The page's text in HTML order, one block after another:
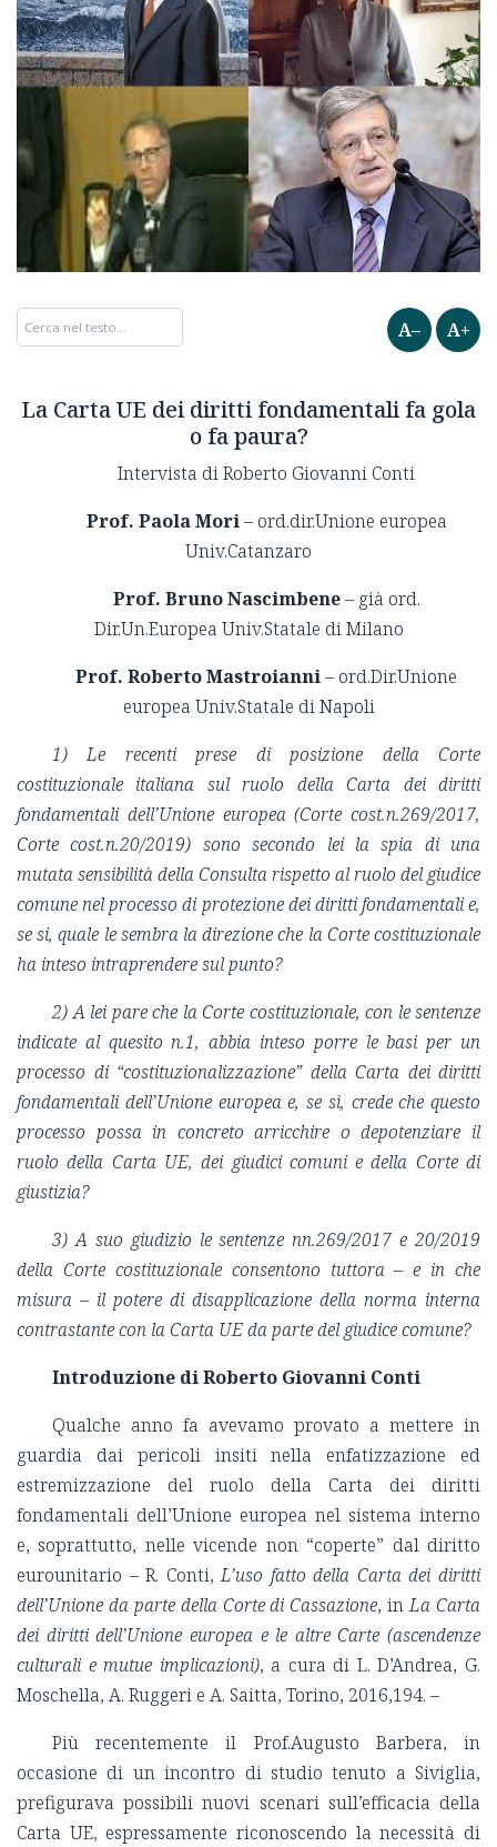
A– A+
La Carta UE dei diritti fondamentali fa gola
o fa paura?
Intervista di Roberto Giovanni Conti
Prof. Paola Mori– ord.dir.Unione europea
Univ.Catanzaro
Prof. Bruno Nascimbene– già ord.
Dir.Un.Europea Univ.Statale di Milano
Prof. Roberto Mastroianni– ord.Dir.Unione
europea Univ.Statale di Napoli
1) Le recenti prese di posizione della Corte
costituzionale italiana sul ruolo della Carta dei diritti
fondamentali dell’Unione europea (Corte cost.n.269/2017,
Corte cost.n.20/2019) sono secondo lei la spia di una
mutata sensibilità della Consulta rispetto al ruolo del giudice
comune nel processo di protezione dei diritti fondamentali e,
se si, quale le sembra la direzione che la Corte costituzionale
ha inteso intraprendere sul punto?
2) A lei pare che la Corte costituzionale, con le sentenze
indicate al quesito n.1, abbia inteso porre le basi per un
processo di “costituzionalizzazione” della Carta dei diritti
fondamentali dell’Unione europea e, se sì, crede che questo
processo possa in concreto arricchire o depotenziare il
ruolo della Carta UE, dei giudici comuni e della Corte di
giustizia?
3) A suo giudizio le sentenze nn.269/2017 e 20/2019
della Corte costituzionale consentono tuttora – e in che
misura – il potere di disapplicazione della norma interna
contrastante con la Carta UE da parte del giudice comune?
Introduzione di Roberto Giovanni Conti
Qualche anno fa avevamo provato a mettere in
guardia dai pericoli insiti nella enfatizzazione ed
estremizzazione del ruolo della Carta dei diritti
fondamentali dell’Unione europea nel sistema interno
e, soprattutto, nelle vicende non “coperte” dal diritto
eurounitario – R. Conti,L’uso fatto della Carta dei diritti
dell’Unione da parte della Corte di Cassazione, inLa Carta
dei diritti dell’Unione europea e le altre Carte (ascendenze
culturali e mutue implicazioni), a cura di L. D’Andrea, G.
Moschella, A. Ruggeri e A. Saitta, Torino, 2016,194. –
Più recentemente il Prof.Augusto Barbera, in
occasione di un incontro di studio tenuto a Siviglia,
prefigurava possibili nuovi scenari sull’efficacia della
Carta UE, espressamente riconoscendo la necessità di